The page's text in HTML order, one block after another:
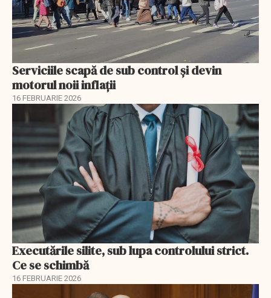
Serviciile scapă de sub control și devin
motorul noii inflații
16 FEBRUARIE 2026
Executările silite, sub lupa controlului strict.
Ce se schimbă
16 FEBRUARIE 2026